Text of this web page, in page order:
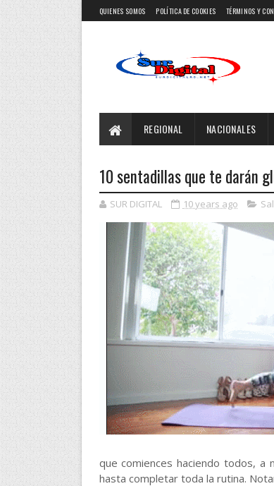
QUIENES SOMOS POLÍTICA DE COOKIES TÉRMINOS Y
REGIONAL NACIONALES
10 sentadillas que te darán
SUR DIGITAL 10 years ago
que comiences haciendo todos,
hasta completar toda la rutina.